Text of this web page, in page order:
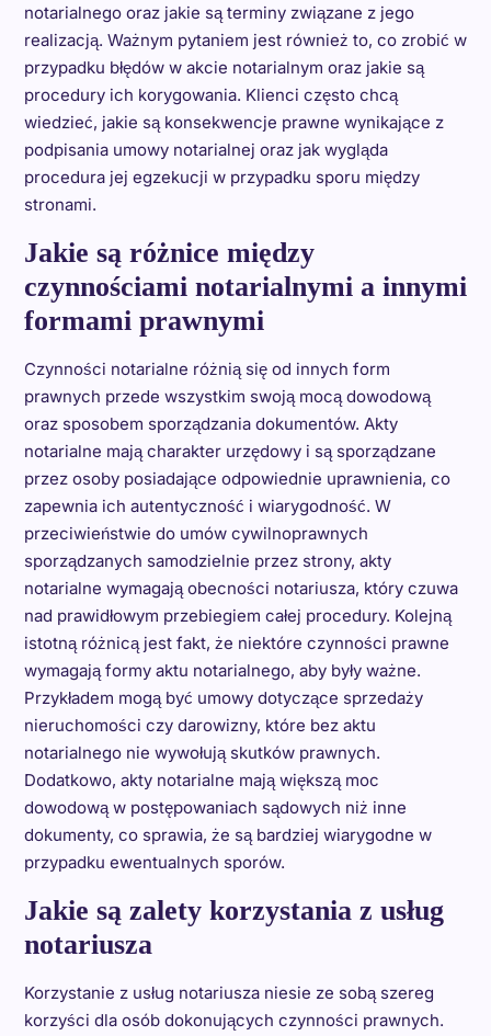
notarialnego oraz jakie są terminy związane z jego
realizacją. Ważnym pytaniem jest również to, co zrobić w
przypadku błędów w akcie notarialnym oraz jakie są
procedury ich korygowania. Klienci często chcą
wiedzieć, jakie są konsekwencje prawne wynikające z
podpisania umowy notarialnej oraz jak wygląda
procedura jej egzekucji w przypadku sporu między
stronami.
Jakie są różnice między
czynnościami notarialnymi a innymi
formami prawnymi
Czynności notarialne różnią się od innych form
prawnych przede wszystkim swoją mocą dowodową
oraz sposobem sporządzania dokumentów. Akty
notarialne mają charakter urzędowy i są sporządzane
przez osoby posiadające odpowiednie uprawnienia, co
zapewnia ich autentyczność i wiarygodność. W
przeciwieństwie do umów cywilnoprawnych
sporządzanych samodzielnie przez strony, akty
notarialne wymagają obecności notariusza, który czuwa
nad prawidłowym przebiegiem całej procedury. Kolejną
istotną różnicą jest fakt, że niektóre czynności prawne
wymagają formy aktu notarialnego, aby były ważne.
Przykładem mogą być umowy dotyczące sprzedaży
nieruchomości czy darowizny, które bez aktu
notarialnego nie wywołują skutków prawnych.
Dodatkowo, akty notarialne mają większą moc
dowodową w postępowaniach sądowych niż inne
dokumenty, co sprawia, że są bardziej wiarygodne w
przypadku ewentualnych sporów.
Jakie są zalety korzystania z usług
notariusza
Korzystanie z usług notariusza niesie ze sobą szereg
korzyści dla osób dokonujących czynności prawnych.